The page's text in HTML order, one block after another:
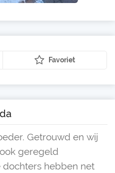
Favoriet
Getrouwd en wij
geregeld
hebben net